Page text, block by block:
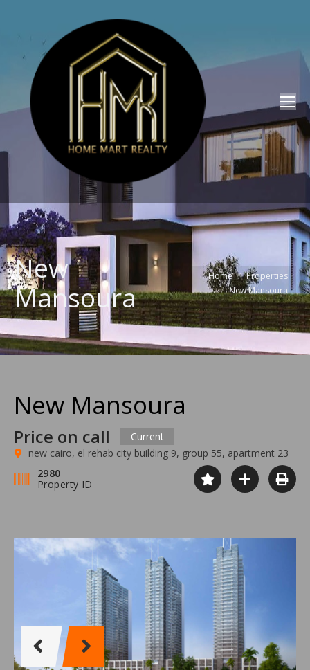
New
Mansoura
You are here:Home
Properties
New Mansoura
New Mansoura
Price on call
Current
new cairo, el rehab city building 9, group 55, apartment 23
2980
Property ID